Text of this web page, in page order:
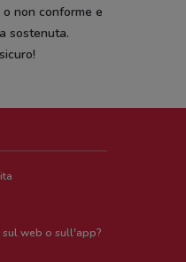
non conforme e
sostenuta.
web o sull'app?